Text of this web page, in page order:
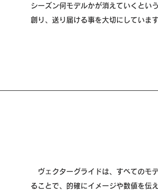
シーズン何モデルかが消えていくとい
創り、送り届ける事を大切にしています
ヴェクターグライドは、すべてのモ
ることで、的確にイメージや数値を伝